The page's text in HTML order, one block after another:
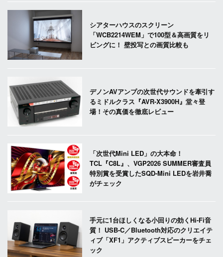
シアターハウスのスクリーン
「WCB2214WEM」で100型＆高画質をリ
ビングに！ 壁投写との画質比較も
デノンAVアンプの次世代サウンドを牽引す
るミドルクラス『AVR-X3900H』堂々登
場！その真価を徹底レビュー
「次世代Mini LED」の大本命！
TCL『C8L』、VGP2026 SUMMER審査員
特別賞を受賞したSQD-Mini LEDを岩井喬
がチェック
手元に1台ほしくなる小回りの効くHi-Fi音
質！ USB-C／Bluetooth対応のクリエイテ
ィブ「XF1」アクティブスピーカーをチェ
ック